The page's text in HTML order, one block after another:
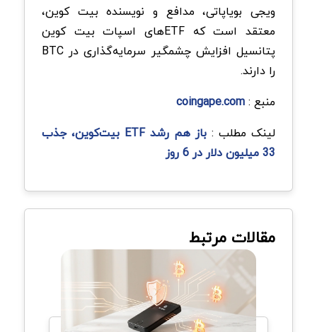
ویجی بویاپاتی، مدافع و نویسنده بیت کوین،
معتقد است که ETFهای اسپات بیت کوین
پتانسیل افزایش چشمگیر سرمایه‌گذاری در BTC
را دارند.
منبع :coingape.com
لینک مطلب :
باز هم رشد ETF‌ بیت‌کوین، جذب
33 میلیون دلار در 6 روز
مقالات مرتبط